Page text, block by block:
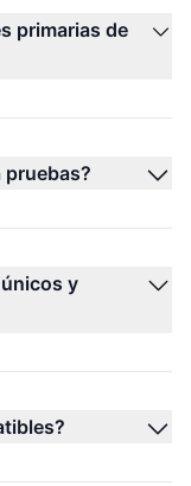
primarias de
pruebas?
y